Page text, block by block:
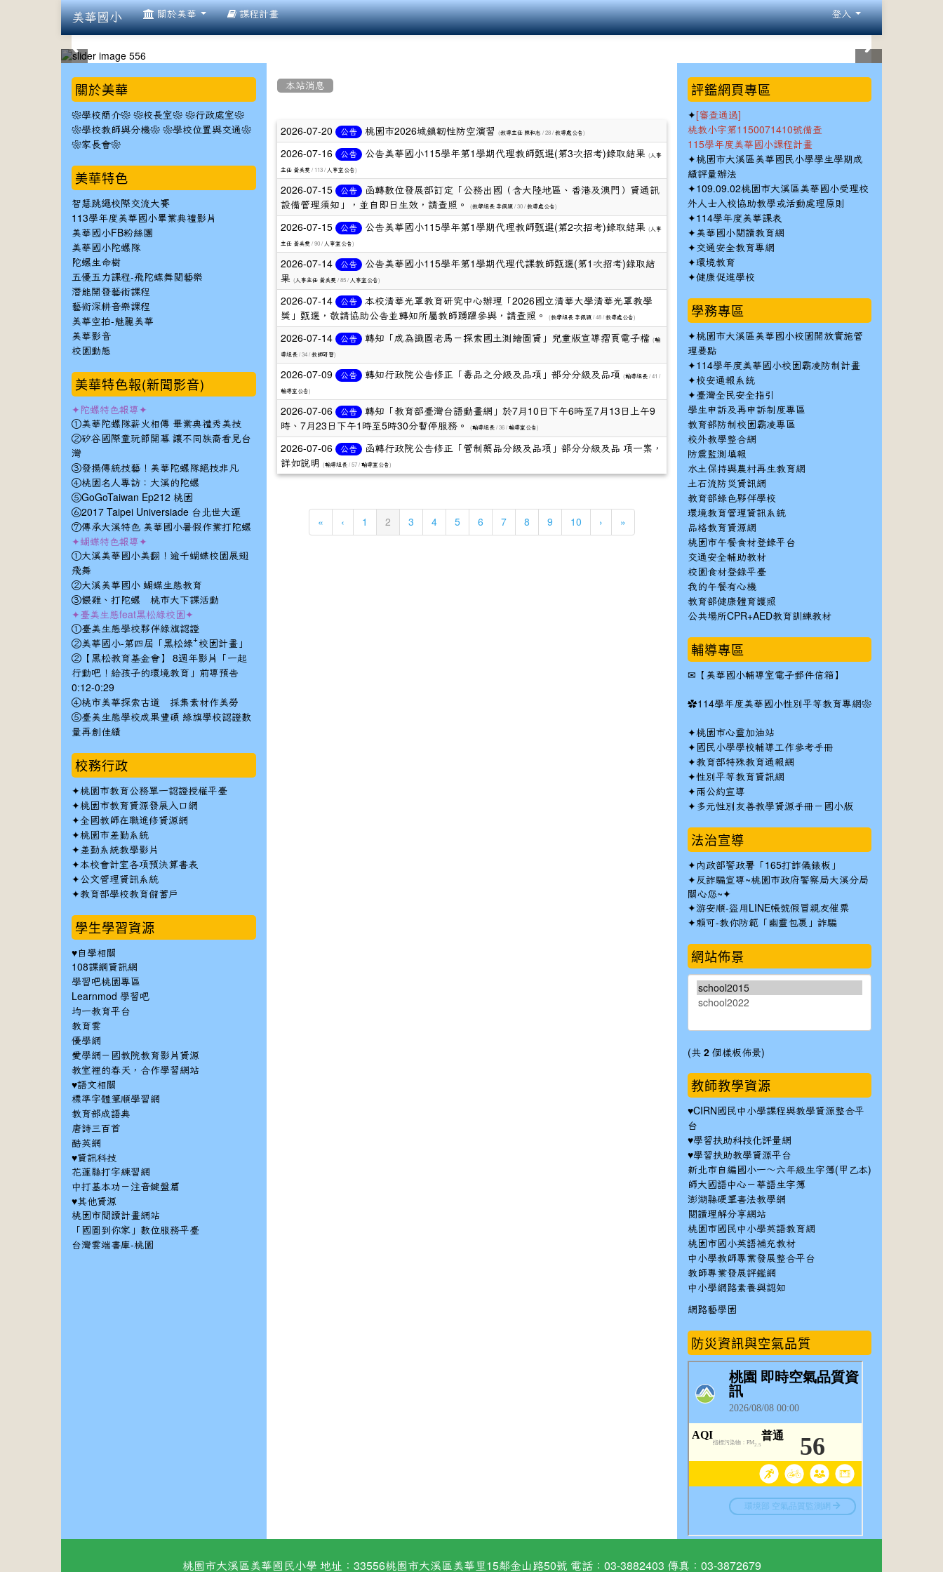
美華國小 關於美華 課程計畫 登入
本站消息
文
章
列
表
2026-07-20 公告 桃園市2026城鎮韌性防空演習 (教導主任 陳和志 / 28 / 教導處公告)
2026-07-16 公告 公告美華國小115學年第1學期代理教師甄選(第3次招考)錄取結果 ( 人事
主任 黃美雯/ 113 / 人事室公告)
2026-07-15 公告
函轉數位發展部訂定「公務出國（含大陸地區、香港及澳門）資通訊
設備管理須知」，並自即日生效，請查照。
(教學組長 李佩穎/ 30 / 教導處公告)
2026-07-15 公告 公告美華國小115學年第1學期代理教師甄選(第2次招考)錄取結果 ( 人事
主任 黃美雯/ 90 / 人事室公告)
2026-07-14 公告
公告美華國小115學年第1學期代理代課教師甄選(第1次招考)錄取結
果 ( 人事主任 黃美雯/ 85 / 人事室公告)
2026-07-14 公告
本校清華光罩教育研究中心辦理「2026國立清華大學清華光罩教學
獎」甄選，敬請協助公告並轉知所屬教師踴躍參與，請查照。
(教學組長 李佩穎/ 48 / 教導處公告)
2026-07-14 公告 轉知「成為識圖老馬－探索國土測繪圖資」兒童版宣導摺頁電子檔 (輔
導組長/ 34 / 教師研習)
2026-07-09 公告 轉知行政院公告修正「毒品之分級及品項」部分分級及品項 (輔導組長/ 41 /
輔導室公告)
2026-07-06 公告
轉知「教育部臺灣台語動畫網」於7月10日下午6時至7月13日上午9
時、7月23日下午1時至5時30分暫停服務。
(輔導組長/ 36 / 輔導室公告)
2026-07-06 公告
函轉行政院公告修正「管制藥品分級及品項」部分分級及品 項一案，
詳如說明
(輔導組長/ 57 / 輔導室公告)
« ‹ 1 2(current)
3 4 5 6 7 8 9 10 › »
::: 關於美華
❀學校簡介❀ ❀校長室❀ ❀行政處室❀
❀學校教師與分機❀ ❀學校位置與交通❀
❀家長會❀
美華特色
智慧跳繩校際交流大賽
113學年度美華國小畢業典禮影片
美華國小FB粉絲團
美華國小陀螺隊
陀螺生命樹
五優五力課程-飛陀蝶舞閱藝樂
潛能開發藝術課程
藝術深耕音樂課程
美華空拍-魅麗美華
美華影音
校園動態
美華特色報(新聞影音)
✦陀螺特色報導✦
①美華陀螺隊薪火相傳 畢業典禮秀美技
②矽谷國際童玩節開幕 讓不同族裔看見台
灣
③發揚傳統技藝！美華陀螺隊絕技非凡
④桃園名人專訪：大溪的陀螺
⑤GoGoTaiwan Ep212 桃園
⑥2017 Taipei Universiade 台北世大運
⑦傳承大溪特色 美華國小暑假作業打陀螺
✦蝴蝶特色報導✦
①大溪美華國小美翻！逾千蝴蝶校園展翅
飛舞
②大溪美華國小 蝴蝶生態教育
③餵雞、打陀螺 桃市大下課活動
✦臺美生態feat黑松綠校園✦
①臺美生態學校夥伴綠旗認證
②美華國小-第四屆「黑松綠⁺校園計畫」
②【黑松教育基金會】 8週年影片「一起
行動吧！給孩子的環境教育」前導預告
0:12-0:29
④桃市美華探索古道 採集素材作美勞
⑤臺美生態學校成果豐碩 綠旗學校認證數
量再創佳績
校務行政
✦桃園市教育公務單一認證授權平臺
✦桃園市教育資源發展入口網
✦全國教師在職進修資源網
✦桃園市差勤系統
✦ 差勤系統教學影片
✦本校會計室各項預決算書表
✦公文管理資訊系統
✦教育部學校教育儲蓄戶
學生學習資源
♥自學相關
108課綱資訊網
學習吧桃園專區
Learnmod 學習吧
均一教育平台
教育雲
優學網
愛學網－國教院教育影片資源
教室裡的春天，合作學習網站
♥語文相關
標準字體筆順學習網
教育部成語典
唐詩三百首
酷英網
♥資訊科技
花蓮縣打字練習網
中打基本功－注音鍵盤篇
♥其他資源
桃園市閱讀計畫網站
「國圖到你家」數位服務平臺
台灣雲端書庫-桃園
::: 評鑑網頁專區
✦ [審查通過]
桃教小字第1150071410號備查
115學年度美華國小課程計畫
✦桃園市大溪區美華國民小學學生學期成
績評量辦法
✦109.09.02桃園市大溪區美華國小受理校
外人士入校協助教學或活動處理原則
✦114學年度美華課表
✦美華國小閱讀教育網
✦ 交通安全教育專網
✦環境教育
✦健康促進學校
學務專區
✦桃園市大溪區美華國小校園開放實施管
理要點
✦114學年度美華國小校園霸凌防制計畫
✦校安通報系統
✦臺灣全民安全指引
學生申訴及再申訴制度專區
教育部防制校園霸凌專區
校外教學整合網
防震監測填報
水土保持與農村再生教育網
土石流防災資訊網
教育部綠色夥伴學校
環境教育管理資訊系統
品格教育資源網
桃園市午餐食材登錄平台
交通安全輔助教材
校園食材登錄平臺
我的午餐有心機
教育部健康體育護照
公共場所CPR+AED教育訓練教材
輔導專區
✉ 【美華國小輔導室電子郵件信箱】
✿114學年度美華國小性別平等教育專網❀
✦桃園市心靈加油站
✦ 國民小學學校輔導工作參考手冊
✦教育部特殊教育通報網
✦性別平等教育資訊網
✦兩公約宣導
✦ 多元性別友善教學資源手冊－國小版
法治宣導
✦ 內政部警政署「165打詐儀錶板」
✦反詐騙宣導~桃園市政府警察局大溪分局
關心您~✦
✦游安順-盜用LINE帳號假冒親友催票
✦賴可-教你防範「幽靈包裹」詐騙
網站佈景
(共 2個樣板佈景)
教師教學資源
♥CIRN國民中小學課程與教學資源整合平
台
♥學習扶助科技化評量網
♥學習扶助教學資源平台
新北市自編國小一～六年級生字簿(甲乙本)
師大國語中心－華語生字簿
澎湖縣硬筆書法教學網
閱讀理解分享網站
桃園市國民中小學英語教育網
桃園市國小英語補充教材
中小學教師專業發展整合平台
教師專業發展評鑑網
中小學網路素養與認知
網路藝學園
防災資訊與空氣品質
桃園市大溪區美華國民小學 地址：33556桃園市大溪區美華里15鄰金山路50號 電話：03-3882403 傳真：03-3872679